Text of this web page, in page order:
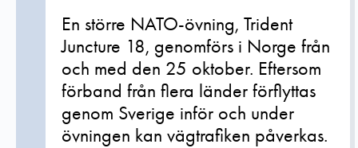
En större NATO-övning, Trident
Juncture 18, genomförs i Norge från
och med den 25 oktober. Eftersom
förband från flera länder förflyttas
genom Sverige inför och under
övningen kan vägtrafiken påverkas.